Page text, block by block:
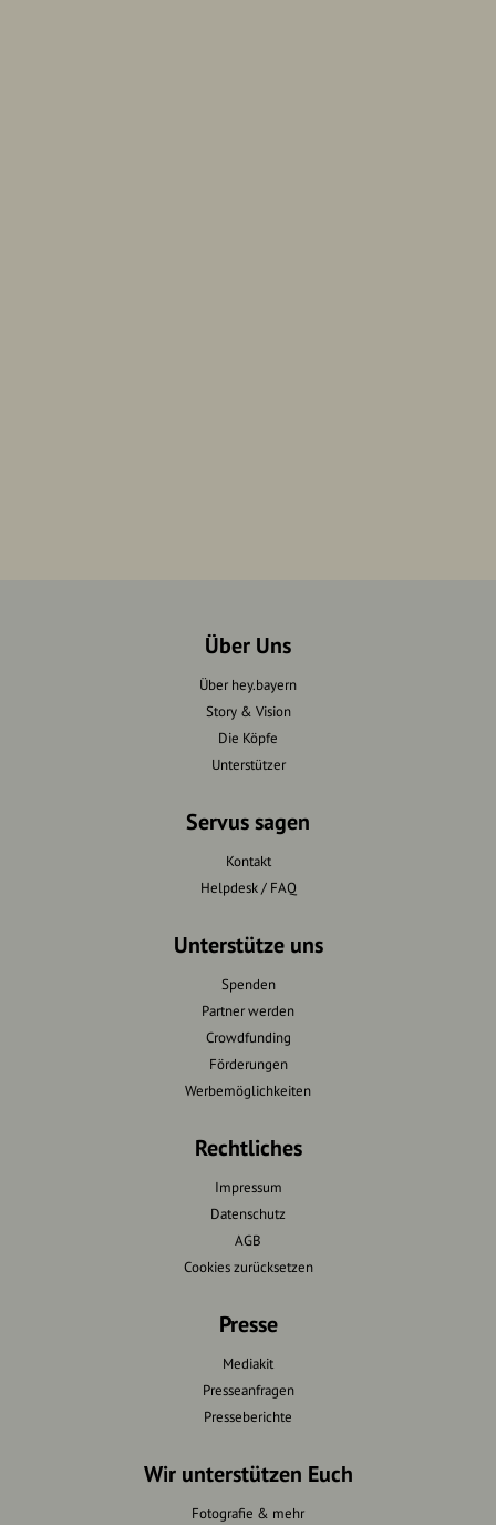
Über Uns
Über hey.bayern
Story & Vision
Die Köpfe
Unterstützer
Servus sagen
Kontakt
Helpdesk / FAQ
Unterstütze uns
Spenden
Partner werden
Crowdfunding
Förderungen
Werbemöglichkeiten
Rechtliches
Impressum
Datenschutz
AGB
Cookies zurücksetzen
Presse
Mediakit
Presseanfragen
Presseberichte
Wir unterstützen Euch
Fotografie & mehr